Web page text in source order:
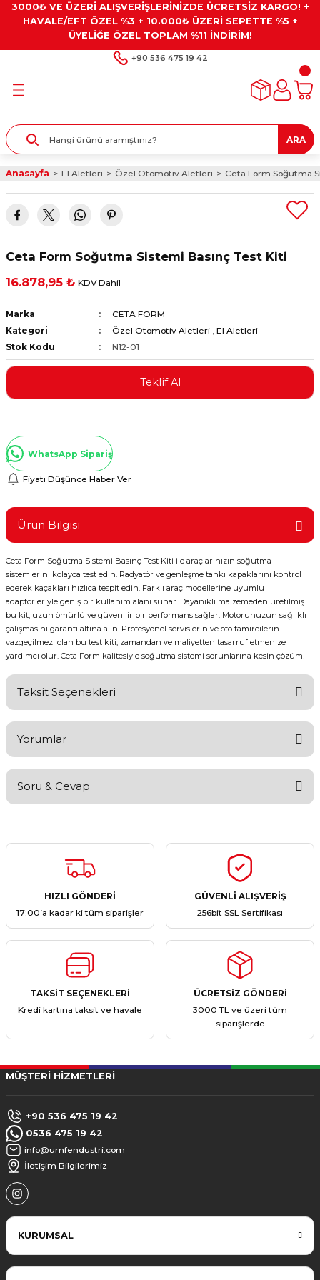
3000₺ VE ÜZERİ ALIŞVERİŞLERİNİZDE ÜCRETSİZ KARGO! +
HAVALE/EFT ÖZEL %3 + 10.000₺ ÜZERİ SEPETTE %5 +
ÜYELİĞE ÖZEL TOPLAM %11 İNDİRİM!
+90 536 475 19 42
Geri Dön
Kaplamalar
Geri Dön
Geri Dön
Gresler
Geri Dön
Alet Setleri
ve Multimetreler
ve Penseler
Geri Dön
Taşları ve
ARA
Anasayfa El Aletleri Özel Otomotiv Aletleri Ceta Form Soğutma
Ceta Form Soğutma Sistemi Basınç Test Kiti
16.878,95 ₺ KDV Dahil
Marka
CETA FORM
Kategori
Özel Otomotiv Aletleri , El Aletleri
Stok Kodu
N12-01
Teklif Al
WhatsApp Sipariş
Fiyatı Düşünce Haber Ver
Ürün Bilgisi
Ceta Form Soğutma Sistemi Basınç Test Kiti ile araçlarınızın soğutma
sistemlerini kolayca test edin. Radyatör ve genleşme tankı kapaklarını kontrol
ederek kaçakları hızlıca tespit edin. Farklı araç modellerine uyumlu
adaptörleriyle geniş bir kullanım alanı sunar. Dayanıklı malzemeden üretilmiş
bu kit, uzun ömürlü ve güvenilir bir performans sağlar. Motorunuzun sağlıklı
çalışmasını garanti altına alın. Profesyonel servislerin ve oto tamircilerin
vazgeçilmezi olan bu test kiti, zamandan ve maliyetten tasarruf etmenize
yardımcı olur. Ceta Form kalitesiyle soğutma sistemi sorunlarına kesin çözüm!
Taksit Seçenekleri
Yorumlar
Yorum Yaz
Soru & Cevap
Ürün hakkında henüz soru sorulmamış.
HIZLI GÖNDERİ
17:00’a kadar ki tüm siparişler
GÜVENLİ ALIŞVERİŞ
256bit SSL Sertifikası
TAKSİT SEÇENEKLERİ
Kredi kartına taksit ve havale
ÜCRETSİZ GÖNDERİ
3000 TL ve üzeri tüm
siparişlerde
MÜŞTERİ HİZMETLERİ
+90 536 475 19 42
0536 475 19 42
info@umfendustri.com
İletişim Bilgilerimiz
KURUMSAL